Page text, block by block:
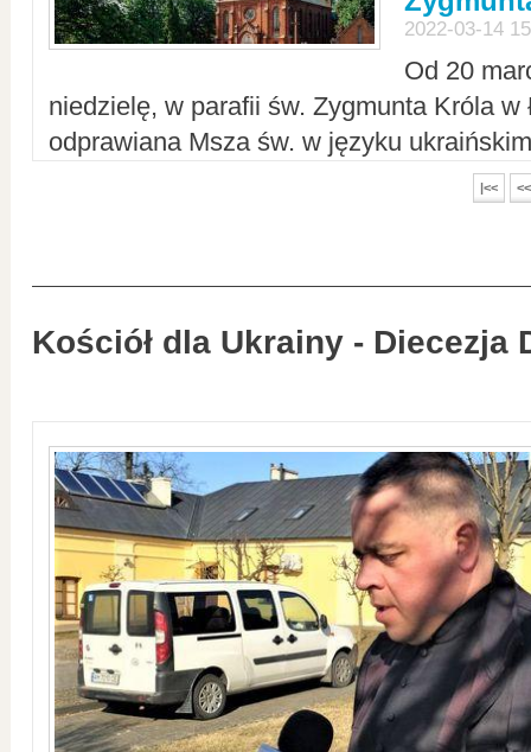
2022-03-14
Od 20
niedzielę, w parafii św. Zygmunta Króla w
odprawiana Msza św. w języku
|<< <<
Kościół dla Ukrainy - Diecezja